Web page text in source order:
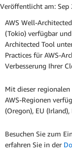
Veröffentlicht am: Sep
AWS Well-
(Tokio) verfügbar
Architected Tool
Practices für AWS-
Verbesserung Ihrer
Mit dieser
AWS-Regionen
(Oregon), EU
Besuchen Sie zum
erfahren Sie in der